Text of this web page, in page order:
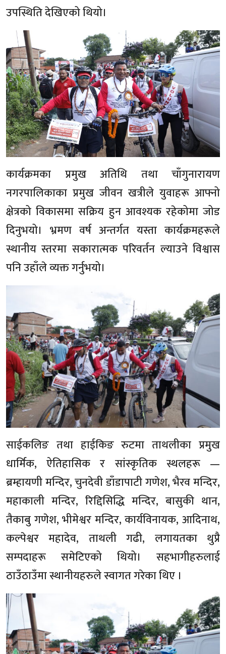
उपस्थिति देखिएको थियो।
कार्यक्रमका प्रमुख अतिथि तथा चाँगुनारायण
नगरपालिकाका प्रमुख जीवन खत्रीले युवाहरू आफ्नो
क्षेत्रको विकासमा सक्रिय हुन आवश्यक रहेकोमा जोड
दिनुभयो। भ्रमण वर्ष अन्तर्गत यस्ता कार्यक्रमहरूले
स्थानीय स्तरमा सकारात्मक परिवर्तन ल्याउने विश्वास
पनि उहाँले व्यक्त गर्नुभयो।
साईकलिङ तथा हाईकिङ रुटमा ताथलीका प्रमुख
धार्मिक, ऐतिहासिक र सांस्कृतिक स्थलहरू —
ब्रम्हायणी मन्दिर, चुनदेवी डाँडापाटी गणेश, भैरव मन्दिर,
महाकाली मन्दिर, रिद्दिसिद्धि मन्दिर, बासुकी थान,
तैकाबु गणेश, भीमेश्वर मन्दिर, कार्यविनायक, आदिनाथ,
कल्पेश्वर महादेव, ताथली गढी, लगायतका थुप्रै
सम्पदाहरू समेटिएको थियो। सहभागीहरुलाई
ठाउँठाउँमा स्थानीयहरुले स्वागत गरेका थिए ।